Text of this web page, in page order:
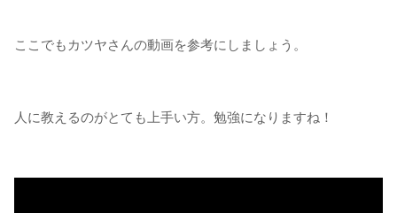
ここでもカツヤさんの動画を参考にしましょう。
人に教えるのがとても上手い方。勉強になりますね！